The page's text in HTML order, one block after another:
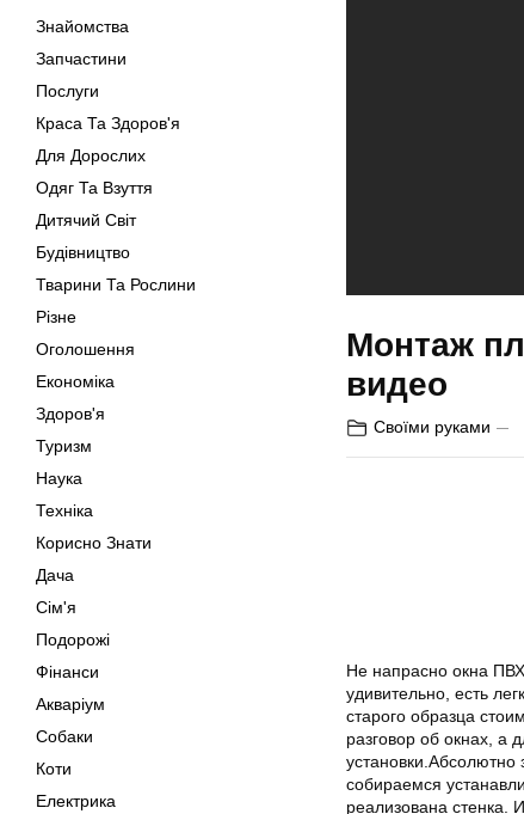
Знайомства
Запчастини
Послуги
Краса Та Здоров'я
Для Дорослих
Одяг Та Взуття
Дитячий Світ
Будівництво
Тварини Та Рослини
Різне
Оголошення
Економіка
Здоров'я
Туризм
Наука
Техніка
Корисно Знати
Дача
Сім'я
Подорожі
Фінанси
Акваріум
Собаки
Коти
Електрика
Монтаж
видео
Своїми руками
Не напрасно окна
удивительно, есть
старого образца
разговор об окнах, а
установки.Абсолютно
собираемся
реализована стенка.